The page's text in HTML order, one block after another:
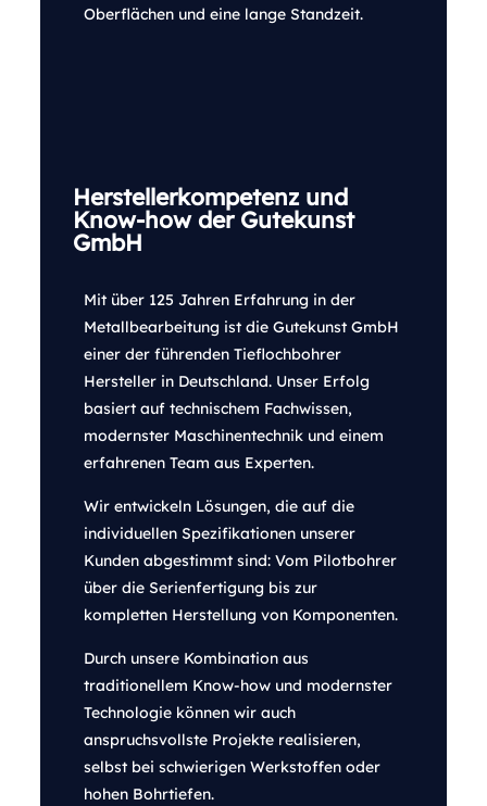
Oberflächen und eine lange Standzeit.
Herstellerkompetenz und
Know-how der Gutekunst
GmbH
Mit über 125 Jahren Erfahrung in der
Metallbearbeitung ist die Gutekunst GmbH
einer der führenden Tieflochbohrer
Hersteller in Deutschland. Unser Erfolg
basiert auf technischem Fachwissen,
modernster Maschinentechnik und einem
erfahrenen Team aus Experten.
Wir entwickeln Lösungen, die auf die
individuellen Spezifikationen unserer
Kunden abgestimmt sind: Vom Pilotbohrer
über die Serienfertigung bis zur
kompletten Herstellung von Komponenten.
Durch unsere Kombination aus
traditionellem Know-how und modernster
Technologie können wir auch
anspruchsvollste Projekte realisieren,
selbst bei schwierigen Werkstoffen oder
hohen Bohrtiefen.